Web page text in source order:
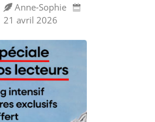
Anne‑Sophie
21 avril 2026